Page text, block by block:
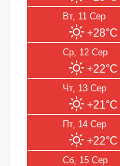
Вт, 11 Сер
+28°C
Ср, 12 Сер
+22°C
Чт, 13 Сер
+21°C
Пт, 14 Сер
+22°C
Сб, 15 Сер